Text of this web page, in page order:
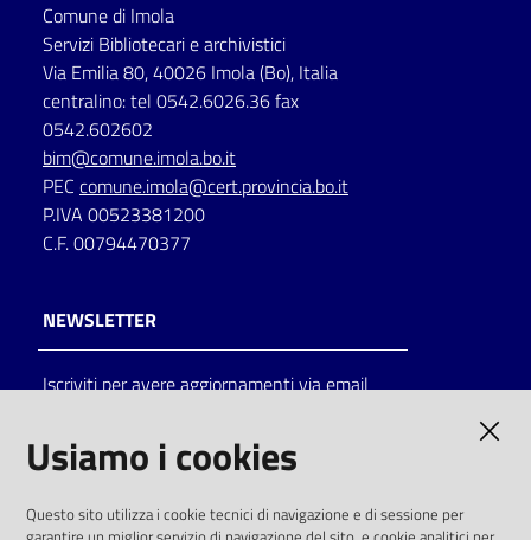
lettura
Seguici
su
Catalogo
on line
Comune di Imola
Servizi Bibliotecari e archivistici
Via Emilia 80, 40026 Imola (Bo), Italia
centralino: tel 0542.6026.36 fax
0542.602602
bim@comune.imola.bo.it
PEC comune.imola@cert.provincia.bo.it
P.IVA 00523381200
C.F. 00794470377
NEWSLETTER
Iscriviti per avere aggiornamenti via email
solo alle condizioni previste dalla direttiva
Usiamo i cookies
Questo sito utilizza i cookie tecnici di navigazione e di sessione per